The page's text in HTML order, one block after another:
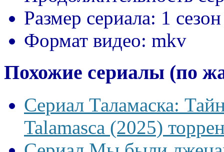
Размер сериала: 1
Формат видео: mkv
Похожие сериалы (по
Сериал Таламаска:
Talamasca (2025)